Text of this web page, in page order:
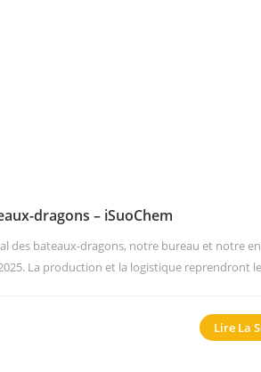
dragons – iSuoChem
des bateaux-dragons, notre bureau et notre
La production et la logistique reprendront
Lire La